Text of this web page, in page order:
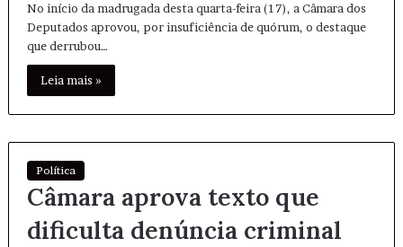
No início da madrugada desta quarta-feira (17), a Câmara dos
Deputados aprovou, por insuficiência de quórum, o destaque
que derrubou…
Leia mais »
Política
Câmara aprova texto que
dificulta denúncia criminal